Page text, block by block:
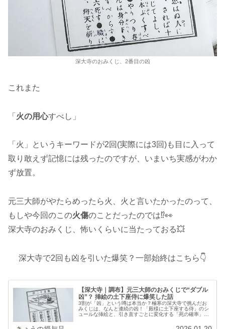
深大寺のおみくじ、2番目の凶
これまた
「 火の用心すべし」
「火」というキーワードが2回(実際には3回)も目に入って
取り敢えず記憶には残ったのですが、いまいち実感がわか
ず放置。
元三大師がやたらめったら火、火と言いたかったのって、
もしや今回のこの火傷のことだったのでは⁉️👀
深大寺のおみくじ、怖いくらいに当たっておる💥
深大寺で2回も凶を引いた爆笑？一部始終はこちら👇
【深大寺｜調布】元三大師のおみくじで“ダブル
凶”？ 挿絵の土下座侍に爆笑した話
3割が「凶」という噂は本当か？極寒の深大寺で挑んだお
みくじは、なんと連続の凶！「殿様に土下座する侍」のシ
ュールな挿絵と、引き直すごとに変化する「死の確率」。
け」を見出す、驚きと悟りの参拝記です。どん底の結果さ